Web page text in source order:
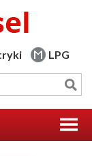
LPG